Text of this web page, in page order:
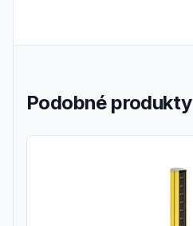
Podobné produkty